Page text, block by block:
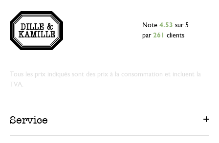
Note 4.53 sur 5
par 261 clients
Tous les prix indiqués sont des prix à la consommation et incluent la
TVA.
Service